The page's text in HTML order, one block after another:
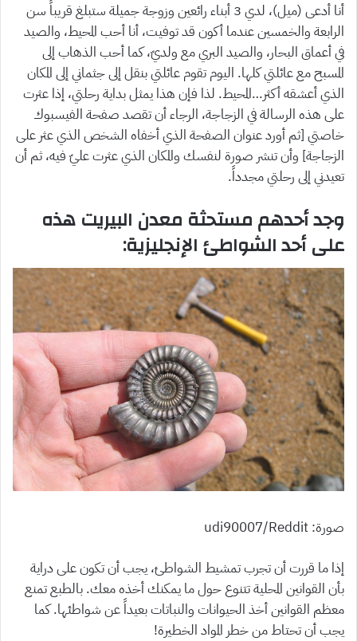
أنا أدعى (ميل)، لدي 3 أبناء رائعين وزوجة جميلة ستبلغ قريباً سن
الرابعة والخمسين عندما أكون قد توفيت، أنا أحب المحيط، والصيد
في أعماق البحار، والصيد البري مع ولديّ، كما أحب الذهاب إلى
المسبح مع عائلتي كلها. اليوم تقوم عائلتي بنقل إلى جثماني إلى المكان
الذي أعشقه أكثر…المحيط. لذا فإن هذا يمثل بداية رحلتي، إذا عثرت
على هذه الرسالة في الزجاجة، الرجاء أن تقصد صفحة الفيسبوك
خاصتي [ثم أورد عنوان الصفحة الذي أخفاه الشخص الذي عثر على
الزجاجة] وأن تنشر صورة لنفسك والمكان الذي عثرت عليّ فيه، ثم أن
تعيدني إلى رحلتي مجدداً.
وجد أحدهم مستحثة معدن البيريت هذه
على أحد الشواطئ الإنجليزية:
صورة: udi90007/Reddit
إذا ما قررت أن تجرب تمشيط الشواطئ، يجب أن تكون على دراية
بأن القوانين المحلية تتنوع حول ما يمكنك أخذه معك. بالطبع تمنع
معظم القوانين أخذ الحيوانات والنباتات بعيداً عن شواطئها. كما
يجب أن تحتاط من خطر المواد الخطيرة!